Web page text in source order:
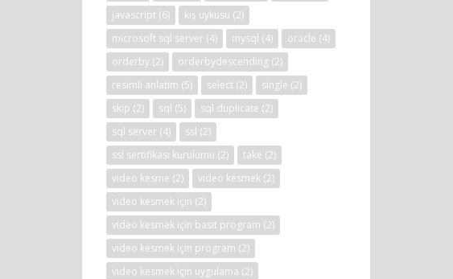
javascript (6) kış uykusu (2)
microsoft sql server (4) mysql (4) oracle (4)
orderby (2) orderbydescending (2)
resimli anlatım (5) select (2) single (2)
skip (2) sql (5) sql duplicate (2)
sql server (4) ssl (2)
ssl sertifikası kurulumu (2) take (2)
video kesme (2) video kesmek (2)
video kesmek için (2)
video kesmek için basit program (2)
video kesmek için program (2)
video kesmek için uygulama (2)